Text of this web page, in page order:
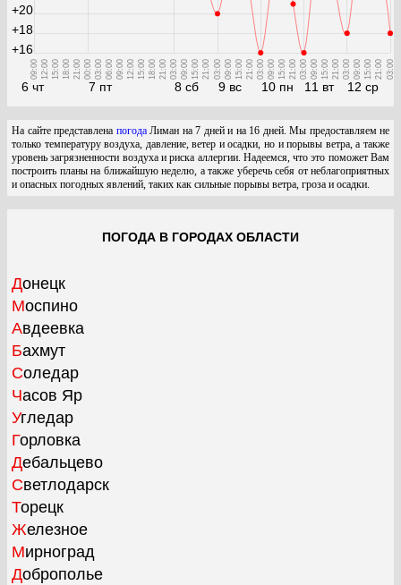
6 чт
09:00 12:00 15:00 18:00 21:00
7 пт
00:00 03:00 06:00 09:00 12:00 15:00 18:00 21:00
8 сб
03:00 09:00 15:00 21:00
9 вс
03:00 09:00 15:00 21:00
10 пн
03:00 09:00 15:00 21:00
11 вт
03:00 09:00 15:00 21:00
12 ср
03:00 09:00 15:00 21:00 03:00
+16
+18
+20
На сайте представлена погодаЛиман на 7 дней и на 16 дней. Мы предоставляем не
только температуру воздуха, давление, ветер и осадки, но и порывы ветра, а также
уровень загрязненности воздуха и риска аллергии. Надеемся, что это поможет Вам
построить планы на ближайшую неделю, а также уберечь себя от неблагоприятных
и опасных погодных явлений, таких как сильные порывы ветра, гроза и осадки.
ПОГОДА В ГОРОДАХ ОБЛАСТИ
Донецк
Моспино
Авдеевка
Бахмут
Соледар
Часов Яр
Угледар
Горловка
Дебальцево
Светлодарск
Торецк
Железное
Мирноград
Доброполье